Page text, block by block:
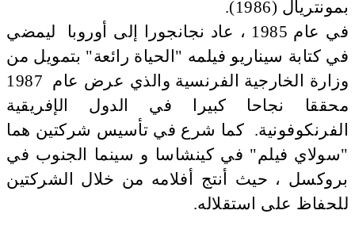
بمونتريال (1986).
في عام 1985 ، عاد نجانجورا إلى أوروبا ليمضي
في كتابة سيناريو فيلمه "الحياة رائعة" بتمويل من
وزارة الخارجية الفرنسية والذي عرض عام 1987
محققا نجاحا كبيرا في الدول الإفريقية
الفرنكوفونية. كما شرع في تأسيس شركتين هما
"سولاي فيلم" في كينشاسا و سينما الجنوب في
بروكسل ، حيث أنتج أفلامه من خلال الشركتين
للحفاظ على استقلاله.